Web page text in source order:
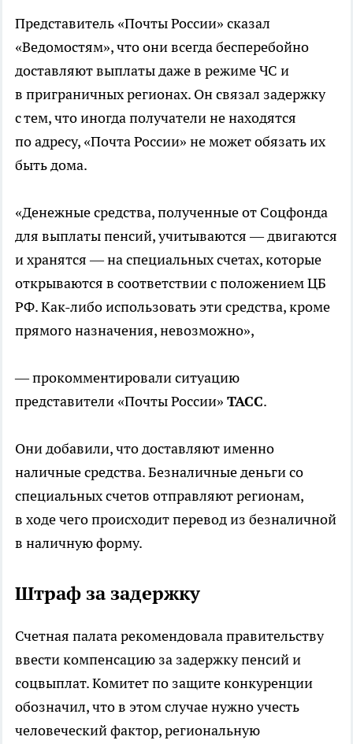
Представитель «Почты России» сказал
«Ведомостям», что они всегда бесперебойно
доставляют выплаты даже в режиме ЧС и
в приграничных регионах. Он связал задержку
с тем, что иногда получатели не находятся
по адресу, «Почта России» не может обязать их
быть дома.
«Денежные средства, полученные от Соцфонда
для выплаты пенсий, учитываются — двигаются
и хранятся — на специальных счетах, которые
открываются в соответствии с положением ЦБ
РФ. Как-либо использовать эти средства, кроме
прямого назначения, невозможно»,
— прокомментировали ситуацию
представители «Почты России» ТАСС.
Они добавили, что доставляют именно
наличные средства. Безналичные деньги со
специальных счетов отправляют регионам,
в ходе чего происходит перевод из безналичной
в наличную форму.
Штраф за задержку
Счетная палата рекомендовала правительству
ввести компенсацию за задержку пенсий и
соцвыплат. Комитет по защите конкуренции
обозначил, что в этом случае нужно учесть
человеческий фактор, региональную